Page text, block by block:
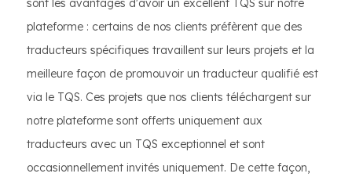
sont les avantages d'avoir un excellent TQS sur notre
plateforme : certains de nos clients préfèrent que des
traducteurs spécifiques travaillent sur leurs projets et la
meilleure façon de promouvoir un traducteur qualifié est
via le TQS. Ces projets que nos clients téléchargent sur
notre plateforme sont offerts uniquement aux
traducteurs avec un TQS exceptionnel et sont
occasionnellement invités uniquement. De cette façon,